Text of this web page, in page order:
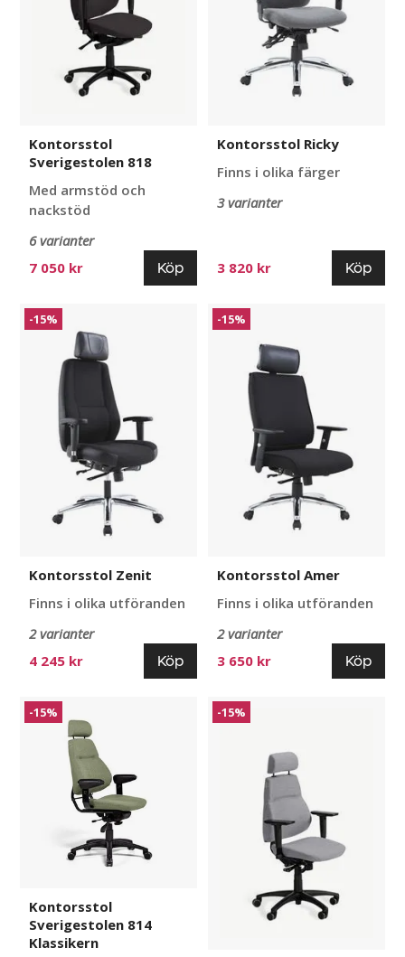
Kontorsstol
Sverigestolen 818
Med armstöd och
nackstöd
6 varianter
7 050 kr
Köp
Kontorsstol Ricky
Finns i olika färger
3 varianter
3 820 kr Köp
Kontorsstol
Zenit
-15%
Kontorsstol Zenit
Finns i olika utföranden
2 varianter
4 245 kr
Köp
Kontorsstol
Amer
-15%
Kontorsstol Amer
Finns i olika utföranden
2 varianter
3 650 kr
Köp
Kontorsstol
Sverigestolen
Klassikern
-15%
Kontorsstol
Sverigestolen 814
Klassikern
Kontorsstol
Sverigestolen
-15%